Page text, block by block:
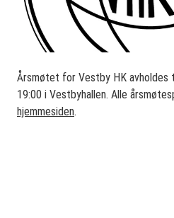
Årsmøtet for Vestby HK avholdes
19:00 i Vestbyhallen. Alle
hjemmesiden.